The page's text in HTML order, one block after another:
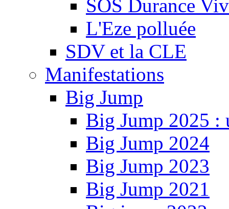
SOS Durance
L'Eze polluée
SDV et la CLE
Manifestations
Big Jump
Big Jump 2025 :
Big Jump 2024
Big Jump 2023
Big Jump 2021